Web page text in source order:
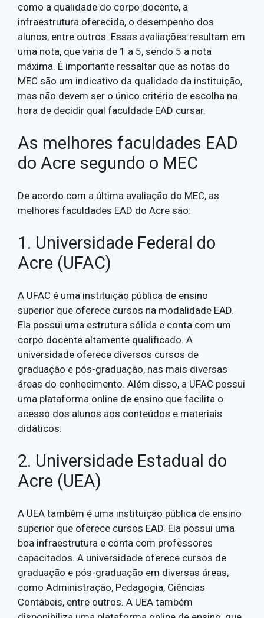
como a qualidade do corpo docente, a
infraestrutura oferecida, o desempenho dos
alunos, entre outros. Essas avaliações resultam em
uma nota, que varia de 1 a 5, sendo 5 a nota
máxima. É importante ressaltar que as notas do
MEC são um indicativo da qualidade da instituição,
mas não devem ser o único critério de escolha na
hora de decidir qual faculdade EAD cursar.
As melhores faculdades EAD
do Acre segundo o MEC
De acordo com a última avaliação do MEC, as
melhores faculdades EAD do Acre são:
1. Universidade Federal do
Acre (UFAC)
A UFAC é uma instituição pública de ensino
superior que oferece cursos na modalidade EAD.
Ela possui uma estrutura sólida e conta com um
corpo docente altamente qualificado. A
universidade oferece diversos cursos de
graduação e pós-graduação, nas mais diversas
áreas do conhecimento. Além disso, a UFAC possui
uma plataforma online de ensino que facilita o
acesso dos alunos aos conteúdos e materiais
didáticos.
2. Universidade Estadual do
Acre (UEA)
A UEA também é uma instituição pública de ensino
superior que oferece cursos EAD. Ela possui uma
boa infraestrutura e conta com professores
capacitados. A universidade oferece cursos de
graduação e pós-graduação em diversas áreas,
como Administração, Pedagogia, Ciências
Contábeis, entre outros. A UEA também